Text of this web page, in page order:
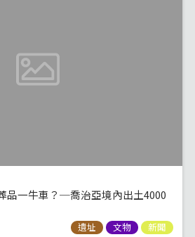
品一牛車？─喬治亞境內出土4000
遺址 文物 新聞